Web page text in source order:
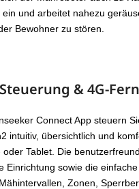
ein und arbeitet nahezu
Bewohner zu stören.
& 4G-
Connect App steuern
intuitiv, übersichtlich und
oder Tablet. Die
Einrichtung sowie die
Zonen,